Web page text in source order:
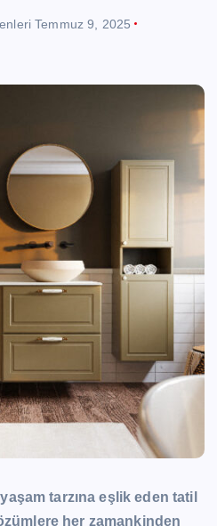
Temmuz 9, 2025
tarzına eşlik eden tatil
her zamankinden